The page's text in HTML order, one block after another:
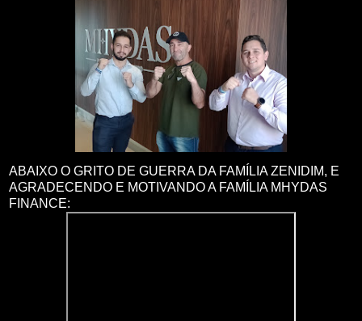
ABAIXO O GRITO DE GUERRA DA FAMÍLIA ZENIDIM, E
AGRADECENDO E MOTIVANDO A FAMÍLIA MHYDAS
FINANCE: